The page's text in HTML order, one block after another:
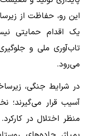
این رو، حفاظت از
یک اقدام حمایتی
تاب‌آوری ملی و
می‌رود.
در شرایط جنگی،
آسیب قرار می‌گیرند؛
منظر اختلال در